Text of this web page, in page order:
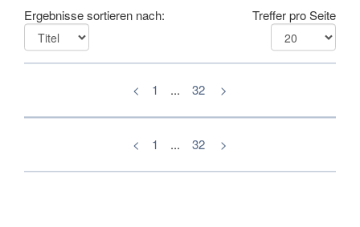
Ergebnisse sortieren nach: Treffer pro Seite
< 1 ... 32 >
< 1 ... 32 >